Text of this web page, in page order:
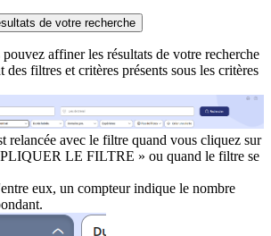
de votre recherche
affiner les résultats de votre recherche
des filtres et critères présents sous les critères
relancée avec le filtre quand vous cliquez sur
LE FILTRE » ou quand le filtre se
eux, un compteur indique le nombre